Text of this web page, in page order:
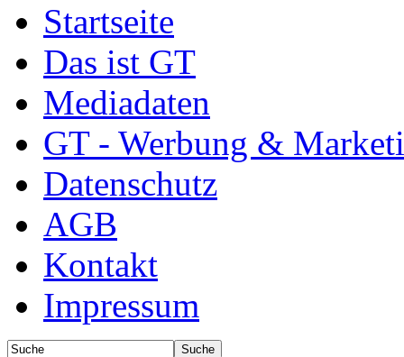
Startseite
Das ist GT
Mediadaten
GT - Werbung &
Datenschutz
AGB
Kontakt
Impressum